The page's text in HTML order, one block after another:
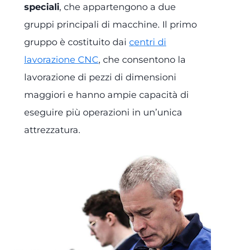
speciali, che appartengono a due
gruppi principali di macchine. Il primo
gruppo è costituito dai centri di
lavorazione CNC, che consentono la
lavorazione di pezzi di dimensioni
maggiori e hanno ampie capacità di
eseguire più operazioni in un’unica
attrezzatura.